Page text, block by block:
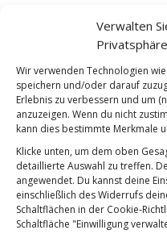
Verwalten
Privatsphäre
Wir verwenden Technologien
speichern und/oder darauf
Erlebnis zu verbessern und um
anzuzeigen. Wenn du nicht
kann dies bestimmte Merkmale
Klicke unten, um dem oben
detaillierte Auswahl zu treffen.
angewendet. Du kannst deine
einschließlich des Widerrufs
Schaltflächen in der Cookie-
Schaltfläche "Einwilligung